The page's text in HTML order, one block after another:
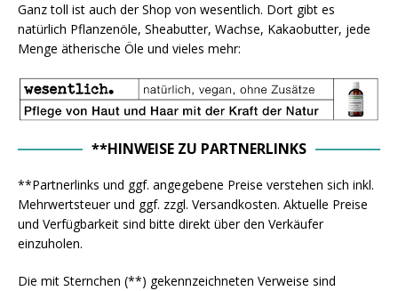
Ganz toll ist auch der Shop von wesentlich. Dort gibt es
natürlich Pflanzenöle, Sheabutter, Wachse, Kakaobutter, jede
Menge ätherische Öle und vieles mehr:
**HINWEISE ZU PARTNERLINKS
**Partnerlinks und ggf. angegebene Preise verstehen sich inkl.
Mehrwertsteuer und ggf. zzgl. Versandkosten. Aktuelle Preise
und Verfügbarkeit sind bitte direkt über den Verkäufer
einzuholen.
Die mit Sternchen (**) gekennzeichneten Verweise sind